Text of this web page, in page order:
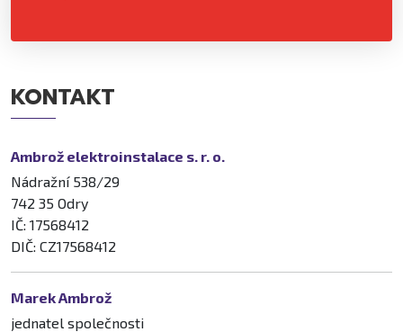
KONTAKT
Ambrož elektroinstalace s. r. o.
Nádražní 538/29
742 35 Odry
IČ: 17568412
DIČ: CZ17568412
Marek Ambrož
jednatel společnosti